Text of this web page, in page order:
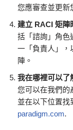
您應審查並更新
建立 RACI 矩陣
括「諮詢」角色
一「負責人」，
陣。
我在哪裡可以了
您可以在我們的
並在以下位置找
paradigm.com.